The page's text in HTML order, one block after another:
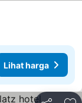
Lihat harga